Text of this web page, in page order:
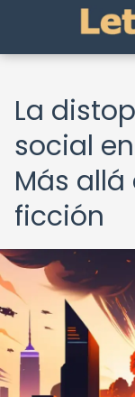
La
social
Más
ficción